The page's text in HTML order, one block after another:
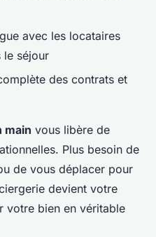
avec les locataires
le séjour
des contrats et
main vous libère de
Plus besoin de
de vous déplacer pour
devient votre
votre bien en véritable